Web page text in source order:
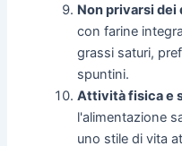
Non privarsi dei
con farine
grassi saturi,
spuntini.
Attività fisica e
l'alimentazione
uno stile di vita